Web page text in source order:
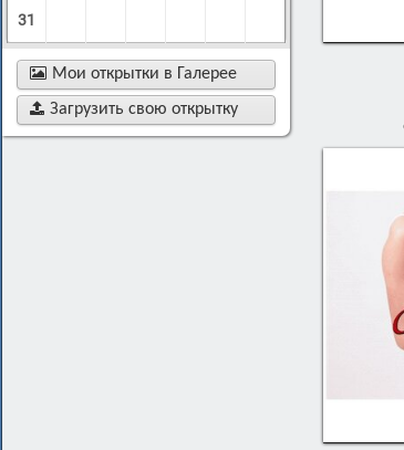
31
 Мои открытки в Галерее
 Загрузить свою открытку